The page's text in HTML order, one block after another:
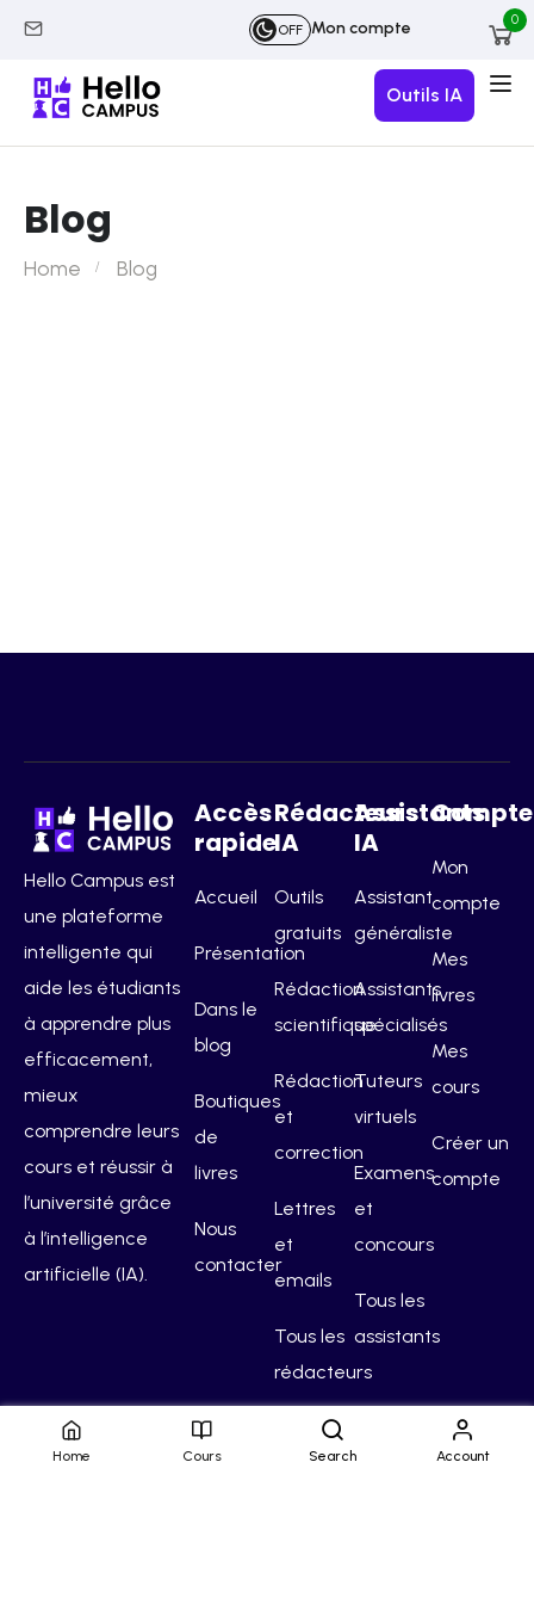
OFF Mon compte 0
Outils IA
Blog
Home Blog
Hello Campus est
une plateforme
intelligente qui
aide les étudiants
à apprendre plus
efficacement,
mieux
comprendre leurs
cours et réussir à
l’université grâce
à l’intelligence
artificielle (IA).
Accès
rapide
Accueil
Présentation
Dans le
blog
Boutiques
de
livres
Nous
contacter
Rédacteurs
IA
Outils
gratuits
Rédaction
scientifique
Rédaction
et
correction
Lettres
et
emails
Tous les
rédacteurs
Assistants
IA
Assistant
généraliste
Assistants
spécialisés
Tuteurs
virtuels
Examens
et
concours
Tous les
assistants
Compte
Mon
compte
Mes
livres
Mes
cours
Créer un
compte
Home Cours Search Account